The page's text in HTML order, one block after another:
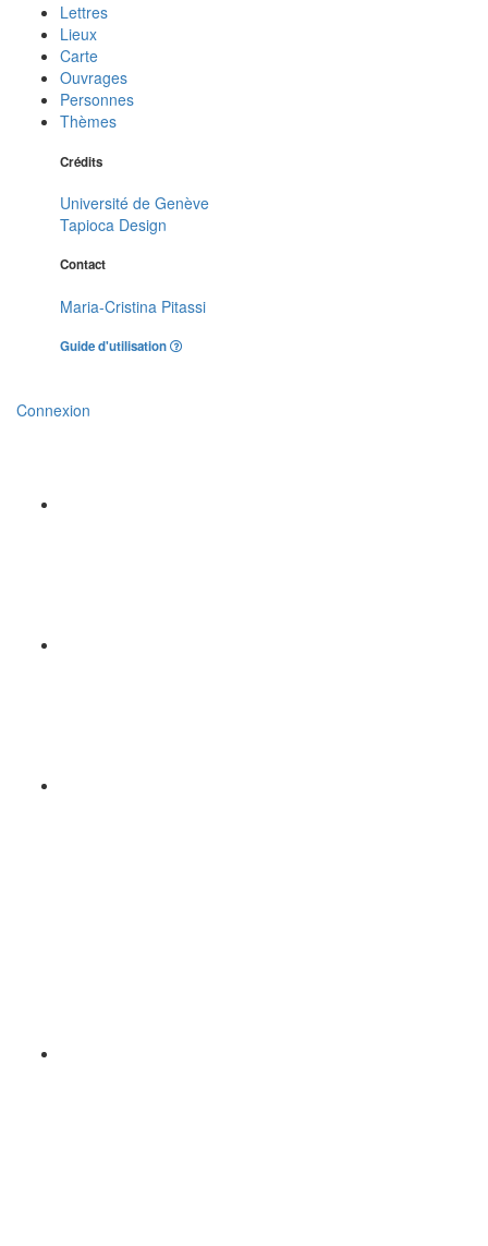
Lettres
Lieux
Carte
Ouvrages
Personnes
Thèmes
Crédits
Université de Genève
Tapioca Design
Contact
Maria-Cristina Pitassi
Guide d'utilisation
Connexion